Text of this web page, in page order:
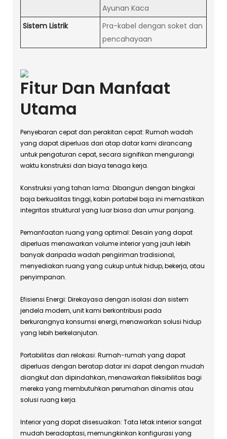
Ayunan Kaca
Sistem Listrik
Pra-kabel dengan soket dan
pencahayaan
Fitur Dan Manfaat
Utama
Penyebaran cepat dan perakitan cepat: Rumah wadah
yang dapat diperluas dari atap datar kami dirancang
untuk pengaturan cepat, secara signifikan mengurangi
waktu konstruksi dan biaya tenaga kerja.
Konstruksi yang tahan lama: Dibangun dengan bingkai
baja berkualitas tinggi, kabin portabel baja ini memastikan
integritas struktural yang luar biasa dan umur panjang.
Pemanfaatan ruang yang optimal: Desain yang dapat
diperluas menawarkan volume interior yang jauh lebih
banyak daripada wadah pengiriman tradisional,
menyediakan ruang yang cukup untuk hidup, bekerja, atau
penyimpanan.
Efisiensi Energi: Direkayasa dengan isolasi dan sistem
jendela modern, unit kami berkontribusi pada
berkurangnya konsumsi energi, menawarkan solusi hidup
yang lebih berkelanjutan.
Portabilitas dan relokasi: Rumah-rumah yang dapat
diperluas dengan beratap datar ini dapat dengan mudah
diangkut dan dipindahkan, menawarkan fleksibilitas bagi
mereka yang membutuhkan perumahan dinamis atau
solusi ruang kerja.
Interior yang dapat disesuaikan: Tata letak interior sangat
mudah beradaptasi, memungkinkan konfigurasi yang